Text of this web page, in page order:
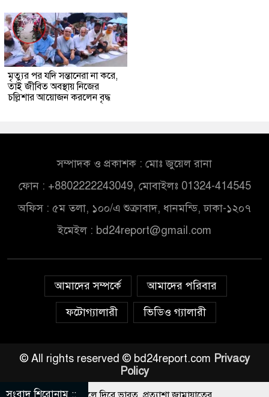
মৃত্যুর পর যদি সন্তানেরা না করে,
তাই জীবিত অবস্থায় নিজের
চল্লিশার আয়োজন করলেন বৃদ্ধ
সম্পাদক ও প্রকাশক : মোঃ জুয়েল রানা
ফোন : +8802222243049, মোবাইলঃ 01324-414545
অফিস : ৫ম তলা, ১০০/এ শুক্রাবাদ, ধানমন্ডি, ঢাকা-১২০৭
ইমেইল : bd24report@gmail.com
আমাদের সম্পর্কে
আমাদের পরিবার
ফটোগ্যালারী
ভিডিও গ্যালারী
© All rights reserved © bd24report.com Privacy
Policy
সংবাদ শিরোনাম ::